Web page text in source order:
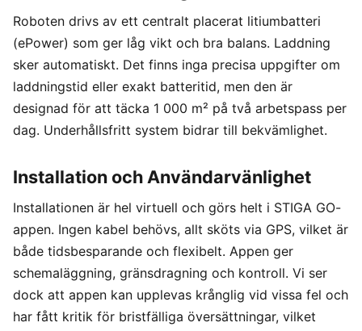
Roboten drivs av ett centralt placerat litiumbatteri
(ePower) som ger låg vikt och bra balans. Laddning
sker automatiskt. Det finns inga precisa uppgifter om
laddningstid eller exakt batteritid, men den är
designad för att täcka 1 000 m² på två arbetspass per
dag. Underhållsfritt system bidrar till bekvämlighet.
Installation och Användarvänlighet
Installationen är hel virtuell och görs helt i STIGA GO-
appen. Ingen kabel behövs, allt sköts via GPS, vilket är
både tidsbesparande och flexibelt. Appen ger
schemaläggning, gränsdragning och kontroll. Vi ser
dock att appen kan upplevas krånglig vid vissa fel och
har fått kritik för bristfälliga översättningar, vilket